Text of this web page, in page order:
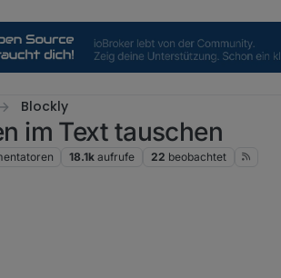
Blockly
im Text tauschen
18.1k aufrufe 22 beobachtet